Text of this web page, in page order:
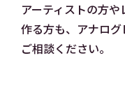
アーティストの方
作る方も、アナロ
ご相談ください。